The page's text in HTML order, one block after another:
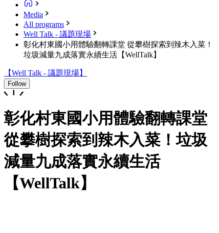
Media
All programs
Well Talk - 議題現場
彰化村東國小用體驗翻轉課堂 從攀樹探索到辣木入菜！
垃圾減量九成落實永續生活【WellTalk】
【Well Talk - 議題現場】
Follow
彰化村東國小用體驗翻轉課堂
從攀樹探索到辣木入菜！垃圾
減量九成落實永續生活
【WellTalk】